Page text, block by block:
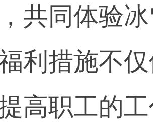
共同体验
利措施不
高职工的